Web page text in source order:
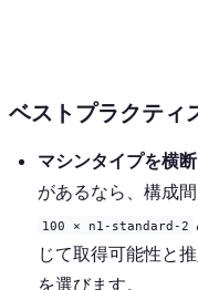
ベストプラクティ
マシンタイプを横断
があるなら、構成
100 × n1-standard-2
じて取得可能性と
を選びます。